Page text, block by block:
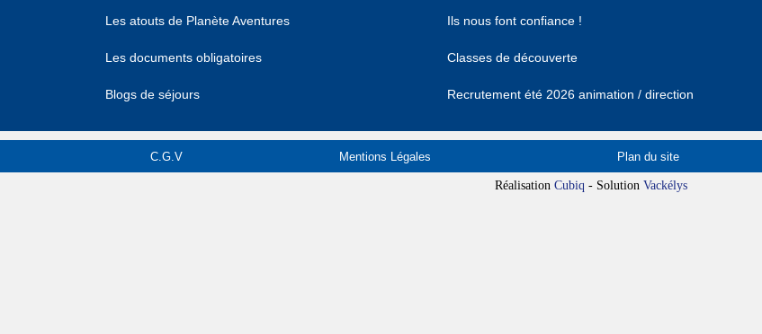
Les atouts de Planète Aventures
Les documents obligatoires
Blogs de séjours
Ils nous font confiance !
Classes de découverte
Recrutement été 2026 animation / direction
C.G.V Mentions Légales Plan du site
Réalisation Cubiq - Solution Vackélys